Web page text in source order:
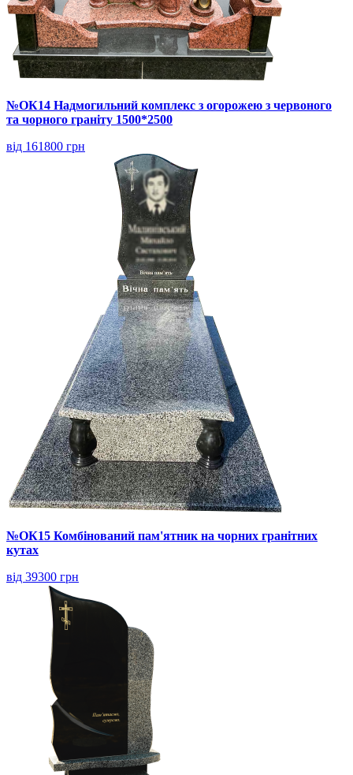
№ОК14 Надмогильний комплекс з огорожею з червоного
та чорного граніту 1500*2500
від 161800 грн
№ОК15 Комбінований пам'ятник на чорних гранітних
кутах
від 39300 грн